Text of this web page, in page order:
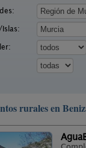
Islas:
rurales en